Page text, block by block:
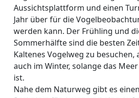
Aussichtsplattform und einen
Jahr über für die
werden kann. Der Frühling und
Sommerhälfte sind die besten
Kaltenes Vogelweg zu besuchen,
auch im Winter, solange das
ist.
Nahe dem Naturweg gibt es